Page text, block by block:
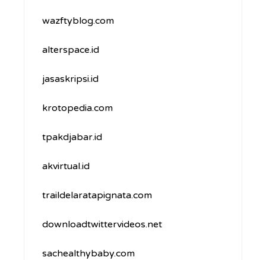
wazftyblog.com
alterspace.id
jasaskripsi.id
krotopedia.com
tpakdjabar.id
akvirtual.id
traildelaratapignata.com
downloadtwittervideos.net
sachealthybaby.com